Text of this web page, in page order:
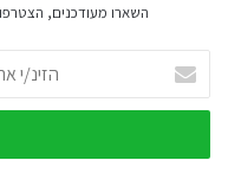
השארו מעודכנים,
י
/